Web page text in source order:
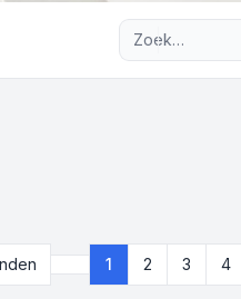
Pagina van
1 2 3 4